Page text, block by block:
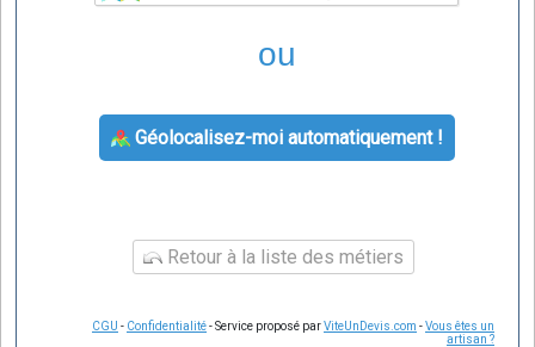
ou
Géolocalisez-moi automatiquement !
Retour à la liste des métiers
CGU - Confidentialité- Service proposé parViteUnDevis.com -Vous êtes un
artisan ?